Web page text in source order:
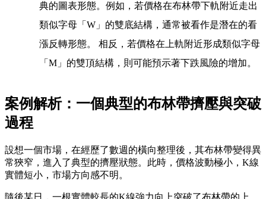
典的圖表形態。例如，若價格在布林帶下軌附近走出
類似字母「W」的雙底結構，通常被看作是潛在的看
漲反轉形態。 相反，若價格在上軌附近形成類似字母
「M」的雙頂結構，則可能預示著下跌風險的增加。
案例解析：一個典型的布林帶擠壓與突破
過程
設想一個市場，在經歷了數週的橫向整理後，其布林帶變得異
常狹窄，進入了典型的擠壓狀態。此時，價格波動極小，K線
實體短小，市場方向感不明。
隨後某日，一根實體較長的K線強力向上突破了布林帶的上